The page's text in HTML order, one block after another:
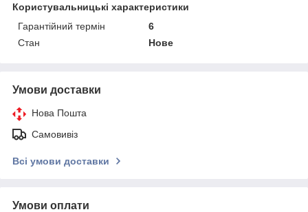
Користувальницькі характеристики
Гарантійний термін
6
Стан
Нове
Умови доставки
Нова Пошта
Самовивіз
Всі умови доставки
Умови оплати